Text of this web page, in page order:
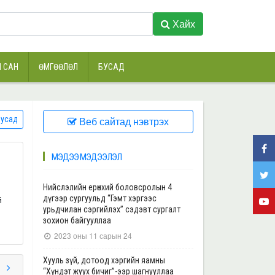
Хайх
САН ӨМГӨӨЛӨЛ БУСАД
Веб сайтад нэвтрэх
МЭДЭЭ МЭДЭЭЛЭЛ
Нийслэлийн ерөнхий боловсролын 4
дүгээр сургуульд “Гэмт хэргээс
урьдчилан сэргийлэх” сэдэвт сургалт
зохион байгууллаа
2023 оны 11 сарын 24
Хууль зүй, дотоод хэргийн яамны
“Хүндэт жуух бичиг”-ээр шагнууллаа